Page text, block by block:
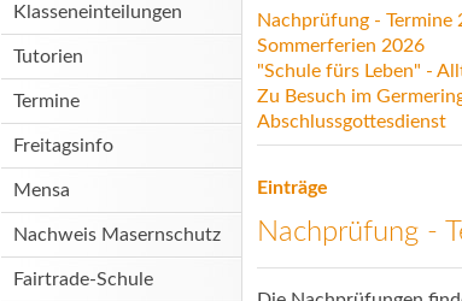
Klasseneinteilungen
Tutorien
Termine
Freitagsinfo
Mensa
Nachweis Masernschutz
Fairtrade-Schule
Nachprüfung - Termine
Sommerferien 2026
"Schule fürs Leben" -
Zu Besuch im
Abschlussgottesdienst
Einträge
Nachprüfung -